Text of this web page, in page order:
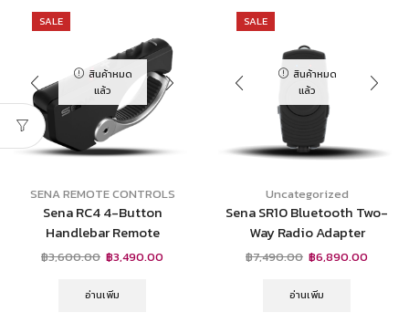
SALE
สินค้าหมด
แล้ว
SENA REMOTE CONTROLS
Sena RC4 4-Button
Handlebar Remote
฿3,600.00 ฿3,490.00
อ่านเพิ่ม
SALE
สินค้าหมด
แล้ว
Uncategorized
Sena SR10 Bluetooth Two-
Way Radio Adapter
฿7,490.00 ฿6,890.00
อ่านเพิ่ม